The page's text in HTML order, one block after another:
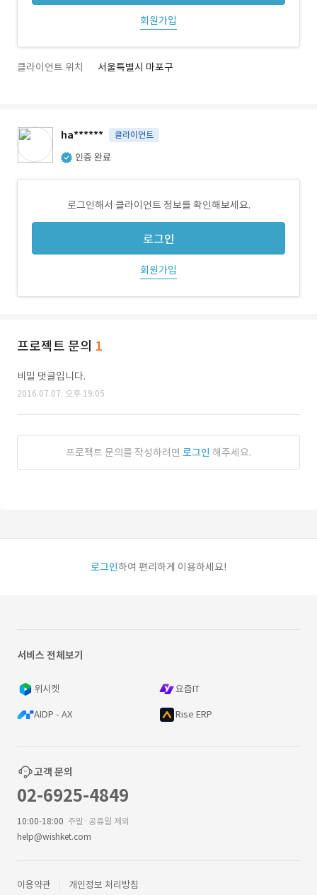
회원가입
클라이언트 위치 서울특별시 마포구
ha****** 클라이언트
인증 완료
로그인해서 클라이언트 정보를 확인해보세요.
로그인
회원가입
프로젝트 문의 1
비밀 댓글입니다.
2016.07.07. 오후 19:05
프로젝트 문의를 작성하려면 로그인 해주세요.
로그인하여 편리하게 이용하세요!
서비스 전체보기
위시켓 요즘IT
AIDP - AX Rise ERP
고객 문의
02-6925-4849
10:00-18:00 주말·공휴일 제외
help@wishket.com
이용약관 개인정보 처리방침